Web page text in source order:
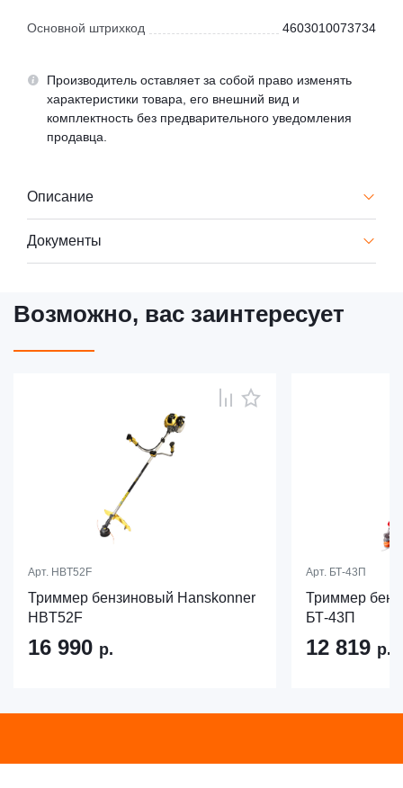
Основной штрихкод 4603010073734
Производитель оставляет за собой право изменять
характеристики товара, его внешний вид и
комплектность без предварительного уведомления
продавца.
Описание
Документы
Возможно, вас заинтересует
Арт. HBT52F
Триммер бензиновый Hanskonner
HBT52F
16 990 р.
Арт. БТ-43П
Триммер
БТ-43П
12 819 р.